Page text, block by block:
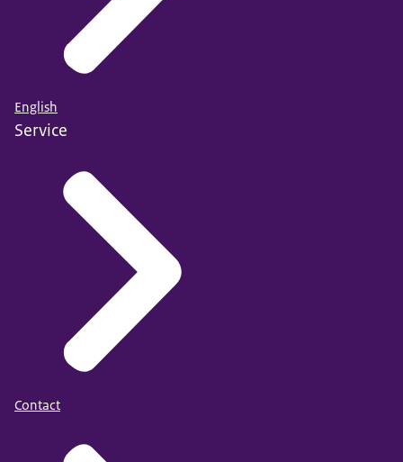
English
Service
Contact